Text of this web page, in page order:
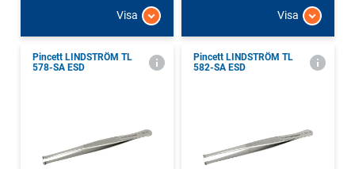
Visa Visa
Pincett LINDSTRÖM TL
578-SA ESD
Pincett LINDSTRÖM TL
582-SA ESD